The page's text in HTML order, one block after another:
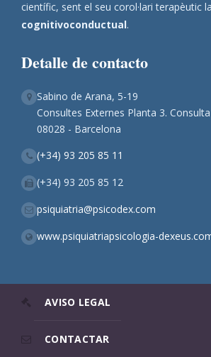
científic, sent el seu corol·lari terapèutic la
cognitivoconductual.
Detalle de contacto
Sabino de Arana, 5-19
Consultes Externes Planta 3.
08028 - Barcelona
(+34) 93 205 85 11
(+34) 93 205 85 12
psiquiatria@psicodex.com
www.psiquiatriapsicologia-
AVISO LEGAL
CONTACTAR